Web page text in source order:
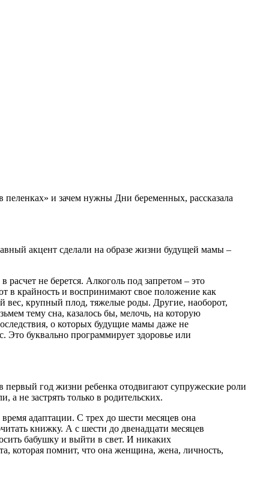
и зачем нужны Дни беременных, рассказала
акцент сделали на образе жизни будущей мамы –
не берется. Алкоголь под запретом – это
в крайность и воспринимают свое положение как
вес, крупный плод, тяжелые роды. Другие, наоборот,
тему сна, казалось бы, мелочь, на которую
о которых будущие мамы даже не
Это буквально программирует здоровье или
первый год жизни ребенка отодвигают супружеские роли
а не застрять только в родительских.
адаптации. С трех до шести месяцев она
книжку. А с шести до двенадцати месяцев
бабушку и выйти в свет. И никаких
которая помнит, что она женщина, жена, личность,